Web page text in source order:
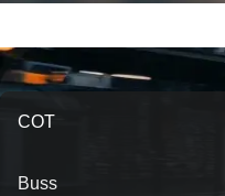
COT
Buss